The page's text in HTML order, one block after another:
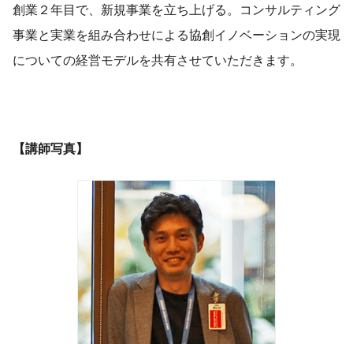
創業２年目で、新規事業を立ち上げる。コンサルティング
事業と実業を組み合わせによる協創イノベーションの実現
についての経営モデルを共有させていただきます。
【講師写真】